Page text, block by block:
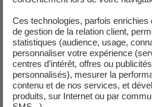
etc. Ces documents peuvent être
mesure par les propriétaires ou par les
préalable desdits propriétaires.
Pour le stockage des documents du CIL,
Monha utilise le coffre-fort sécurisé
Ces technologies, parfois enrichies
de gestion de la relation client,
statistiques (audience, usage,
personnaliser votre expérience
centres d’intérêt, offres ou
personnalisés), mesurer la
contenu et de nos services, et
produits, sur Internet ou par